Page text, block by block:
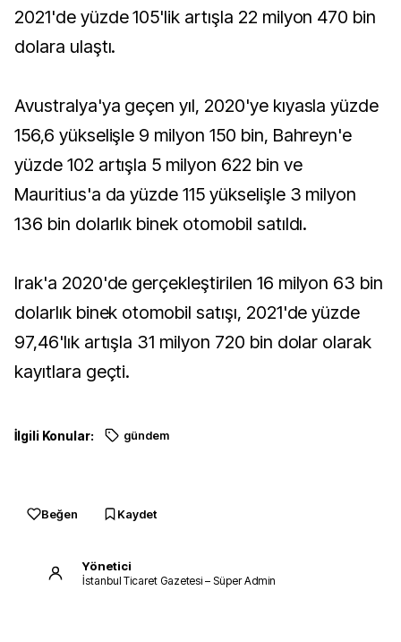
2021'de yüzde 105'lik artışla 22 milyon 470 bin
dolara ulaştı.
Avustralya'ya geçen yıl, 2020'ye kıyasla yüzde
156,6 yükselişle 9 milyon 150 bin, Bahreyn'e
yüzde 102 artışla 5 milyon 622 bin ve
Mauritius'a da yüzde 115 yükselişle 3 milyon
136 bin dolarlık binek otomobil satıldı.
Irak'a 2020'de gerçekleştirilen 16 milyon 63 bin
dolarlık binek otomobil satışı, 2021'de yüzde
97,46'lık artışla 31 milyon 720 bin dolar olarak
kayıtlara geçti.
İlgili Konular: gündem
Beğen Kaydet
Yönetici
İstanbul Ticaret Gazetesi – Süper Admin